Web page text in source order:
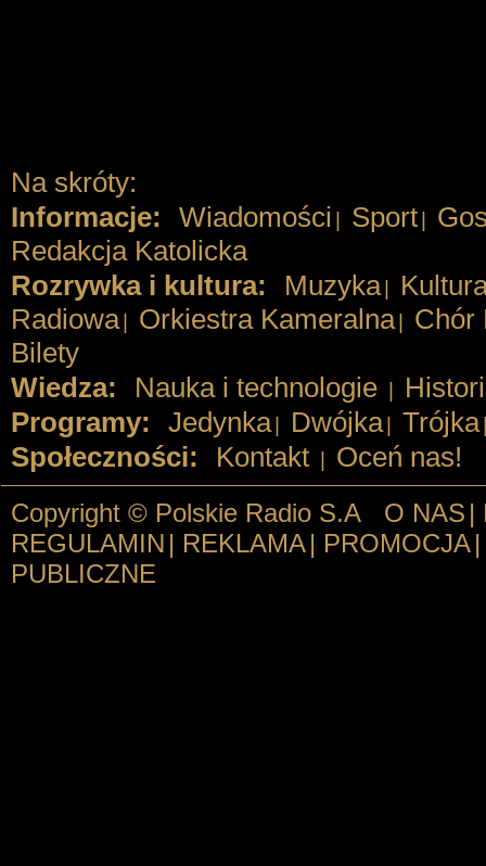
Na skróty:
Informacje: Wiadomości Sport
Redakcja Katolicka
Rozrywka i kultura:
Muzyka
Radiowa
Orkiestra Kameralna
Chór
Bilety
Wiedza:
Nauka i technologie
Programy: Jedynka Dwójka Trójka
Społeczności: Kontakt Oceń nas!
Copyright © Polskie Radio S.A O NAS |
REGULAMIN | REKLAMA | PROMOCJA |
PUBLICZNE